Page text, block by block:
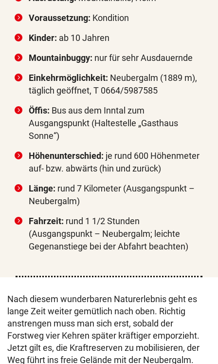
Voraussetzung: Kondition
Kinder: ab 10 Jahren
Mountainbuggy: nur für sehr Ausdauernde
Einkehrmöglichkeit: Neubergalm (1889 m),
täglich geöffnet, T 0664/5987585
Öffis: Bus aus dem Inntal zum
Ausgangspunkt (Haltestelle „Gasthaus
Sonne“)
Höhenunterschied: je rund 600 Höhenmeter
auf- bzw. abwärts (hin und zurück)
Länge: rund 7 Kilometer (Ausgangspunkt –
Neubergalm)
Fahrzeit: rund 1 1/2 Stunden
(Ausgangspunkt – Neubergalm; leichte
Gegenanstiege bei der Abfahrt beachten)
Nach diesem wunderbaren Naturerlebnis geht es
lange Zeit weiter gemütlich nach oben. Richtig
anstrengen muss man sich erst, sobald der
Forstweg vier Kehren später kräftiger emporzieht.
Jetzt gilt es, die Kraftreserven zu mobilisieren, der
Weg führt ins freie Gelände mit der Neubergalm.